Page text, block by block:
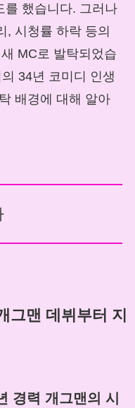
를 했습니다. 그러나
, 시청률 하락 등의
MC로 발탁되었습
34년 코미디 인생
배경에 대해 알아
그맨 데뷔부터 지
경력 개그맨의 시